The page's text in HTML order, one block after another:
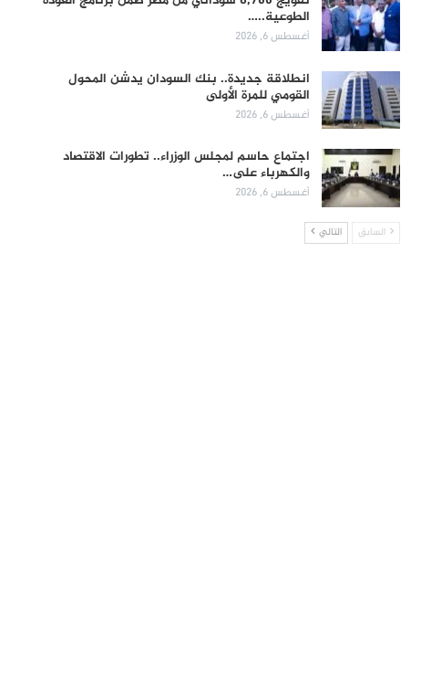
الطوعية..…
أغسطس 6, 2026
انطلاقة جديدة.. بنك السودان يدشن المحول
القومي للمرة الأولى
أغسطس 6, 2026
اجتماع حاسم لمجلس الوزراء.. تطورات الاقتصاد
والكهرباء على…
أغسطس 6, 2026
السابق التالي